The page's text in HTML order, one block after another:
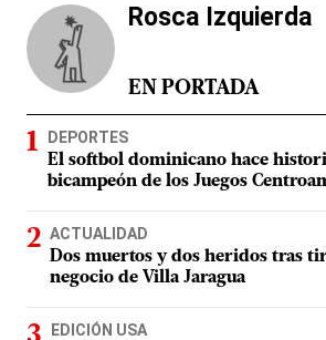
Rosca Izquierda
EN PORTADA
DEPORTES
El softbol dominicano hace
bicampeón de los Juegos
ACTUALIDAD
Dos muertos y dos heridos tras
negocio de Villa Jaragua
EDICIÓN USA